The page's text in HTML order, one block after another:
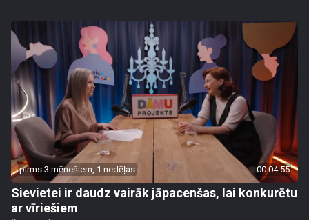
pirms 3 mēnešiem, 1 nedēļas 00:04:55
Sievietei ir daudz vairāk jāpacenšas, lai konkurētu
ar vīriešiem